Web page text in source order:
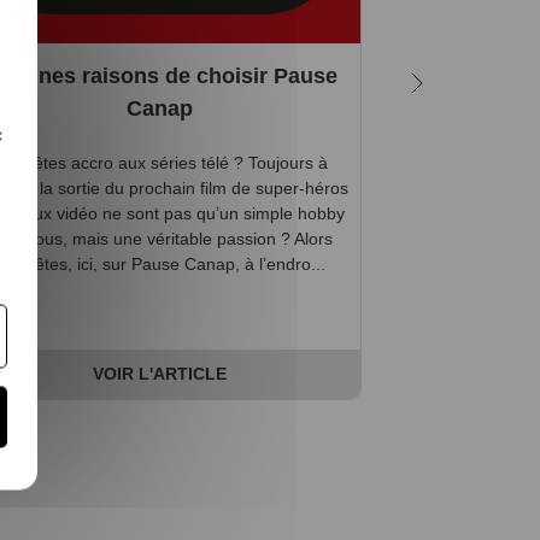
bonnes raisons de choisir Pause
Canap
Vous êtes accro aux séries télé ? Toujours à
de la sortie du prochain film de super-héros
jeux vidéo ne sont pas qu’un simple hobby
vous, mais une véritable passion ? Alors
vous êtes, ici, sur Pause Canap, à l’endro...
VOIR L'ARTICLE
Quels